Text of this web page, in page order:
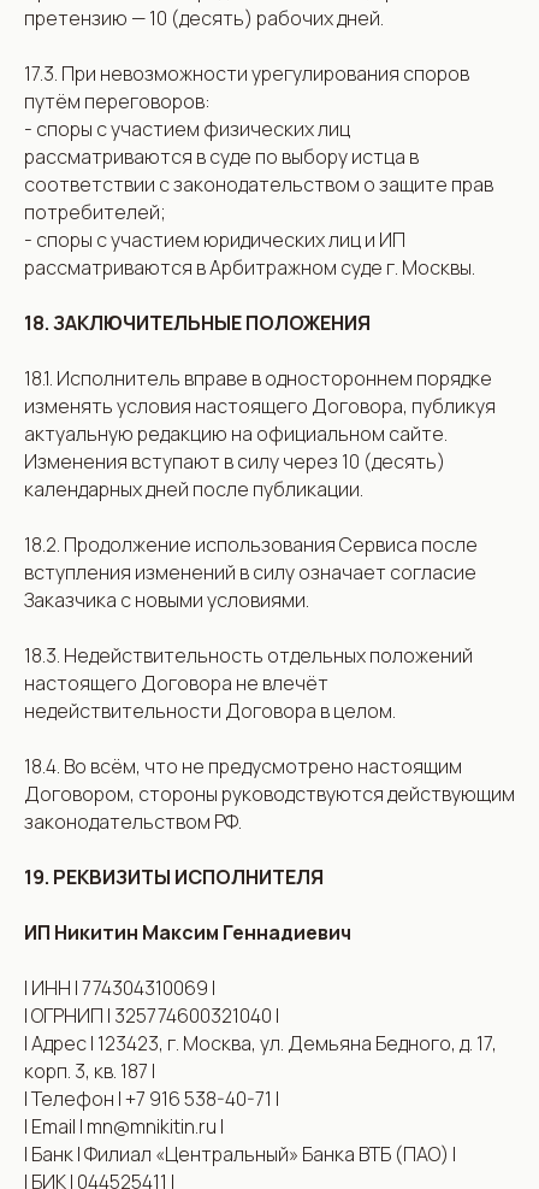
претензию — 10 (десять) рабочих дней.
17.3. При невозможности урегулирования споров
путём переговоров:
- споры с участием физических лиц
рассматриваются в суде по выбору истца в
соответствии с законодательством о защите прав
потребителей;
- споры с участием юридических лиц и ИП
рассматриваются в Арбитражном суде г. Москвы.
18. ЗАКЛЮЧИТЕЛЬНЫЕ ПОЛОЖЕНИЯ
18.1. Исполнитель вправе в одностороннем порядке
изменять условия настоящего Договора, публикуя
актуальную редакцию на официальном сайте.
Изменения вступают в силу через 10 (десять)
календарных дней после публикации.
18.2. Продолжение использования Сервиса после
вступления изменений в силу означает согласие
Заказчика с новыми условиями.
18.3. Недействительность отдельных положений
настоящего Договора не влечёт
недействительности Договора в целом.
18.4. Во всём, что не предусмотрено настоящим
Договором, стороны руководствуются действующим
законодательством РФ.
19. РЕКВИЗИТЫ ИСПОЛНИТЕЛЯ
ИП Никитин Максим Геннадиевич
| ИНН | 774304310069 |
| ОГРНИП | 325774600321040 |
| Адрес | 123423, г. Москва, ул. Демьяна Бедного, д. 17,
корп. 3, кв. 187 |
| Телефон | +7 916 538-40-71 |
| Email | mn@mnikitin.ru |
| Банк | Филиал «Центральный» Банка ВТБ (ПАО) |
| БИК | 044525411 |